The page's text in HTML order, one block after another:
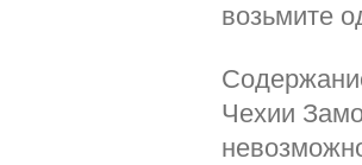
возьмите
Чехии